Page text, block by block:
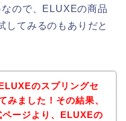
ので、ELUXEの商品
してみるのもありだと
のスプリングセ
みました！その結果、
ージより、ELUXEの